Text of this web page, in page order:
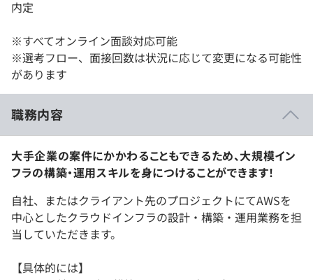
内定
※すべてオンライン面談対応可能
※選考フロー、面接回数は状況に応じて変更になる可能性
があります
職務内容
大手企業の案件にかかわることもできるため、大規模イン
フラの構築・運用スキルを身につけることができます！
自社、またはクライアント先のプロジェクトにてAWSを
中心としたクラウドインフラの設計・構築・運用業務を担
当していただきます。
【具体的には】